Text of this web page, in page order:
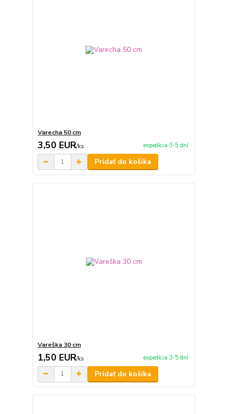
Varecha 50 cm
3,50 EUR/ks expedícia 3-5 dní
Pridať do košíka
Vareška 30 cm
1,50 EUR/ks expedícia 3-5 dní
Pridať do košíka